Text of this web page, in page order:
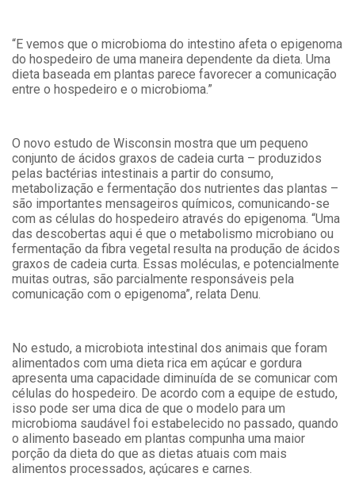
“E vemos que o microbioma do intestino afeta o epigenoma
do hospedeiro de uma maneira dependente da dieta. Uma
dieta baseada em plantas parece favorecer a comunicação
entre o hospedeiro e o microbioma.”
O novo estudo de Wisconsin mostra que um pequeno
conjunto de ácidos graxos de cadeia curta – produzidos
pelas bactérias intestinais a partir do consumo,
metabolização e fermentação dos nutrientes das plantas ­–
são importantes mensageiros químicos, comunicando-se
com as células do hospedeiro através do epigenoma. “Uma
das descobertas aqui é que o metabolismo microbiano ou
fermentação da fibra vegetal resulta na produção de ácidos
graxos de cadeia curta. Essas moléculas, e potencialmente
muitas outras, são parcialmente responsáveis ​​pela
comunicação com o epigenoma”, relata Denu.
No estudo, a microbiota intestinal dos animais que foram
alimentados com uma dieta rica em açúcar e gordura
apresenta uma capacidade diminuída de se comunicar com
células do hospedeiro. De acordo com a equipe de estudo,
isso pode ser uma dica de que o modelo para um
microbioma saudável foi estabelecido no passado, quando
o alimento baseado em plantas compunha uma maior
porção da dieta do que as dietas atuais com mais
alimentos processados, açúcares e carnes.